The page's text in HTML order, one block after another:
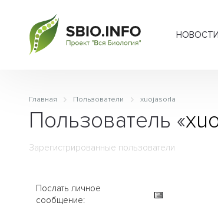
НОВОСТИ
Главная Пользователи xuojasorla
Пользователь «
Зарегистрированные пользователи
Послать личное
сообщение: